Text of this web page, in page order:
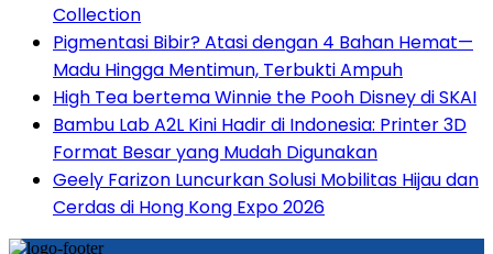
Collection
Pigmentasi Bibir? Atasi dengan 4 Bahan Hemat—
Madu Hingga Mentimun, Terbukti Ampuh
High Tea bertema Winnie the Pooh Disney di SKAI
Bambu Lab A2L Kini Hadir di Indonesia: Printer 3D
Format Besar yang Mudah Digunakan
Geely Farizon Luncurkan Solusi Mobilitas Hijau dan
Cerdas di Hong Kong Expo 2026